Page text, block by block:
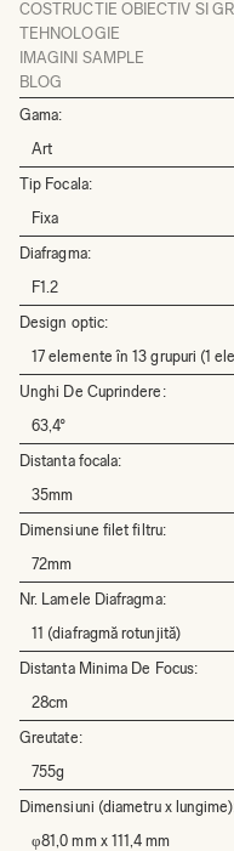
COSTRUCTIE OBIECTIV SI
TEHNOLOGIE
IMAGINI SAMPLE
BLOG
Gama:
Art
Tip Focala:
Fixa
Diafragma:
F1.2
Design optic:
17 elemente în 13 grupuri (1
Unghi De Cuprindere:
63,4°
Distanta focala:
35mm
Dimensiune filet filtru:
72mm
Nr. Lamele Diafragma:
11 (diafragmă rotunjită)
Distanta Minima De Focus:
28cm
Greutate:
755g
Dimensiuni (diametru x
φ81,0 mm x 111,4 mm